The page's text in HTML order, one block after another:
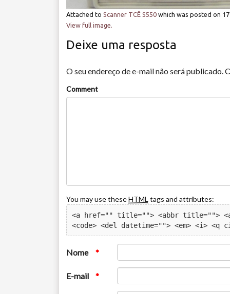
Attached to Scanner TCÊ S550which was posted on
View full image.
Deixe uma resposta
O seu endereço de e-mail não será publicado.
Comment
You may use theseHTML tags and attributes:
<a href="" title=""> <abbr title="">
<code> <del datetime=""> <em> <i>
Nome *
E-mail *